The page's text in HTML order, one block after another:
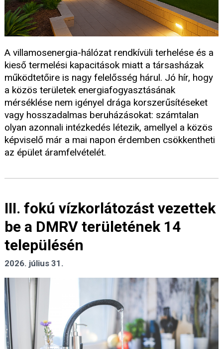
A villamosenergia-hálózat rendkívüli terhelése és a
kieső termelési kapacitások miatt a társasházak
működtetőire is nagy felelősség hárul. Jó hír, hogy
a közös területek energiafogyasztásának
mérséklése nem igényel drága korszerűsítéseket
vagy hosszadalmas beruházásokat: számtalan
olyan azonnali intézkedés létezik, amellyel a közös
képviselő már a mai napon érdemben csökkentheti
az épület áramfelvételét.
III. fokú vízkorlátozást vezettek
be a DMRV területének 14
településén
2026. július 31.